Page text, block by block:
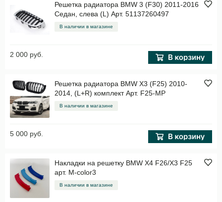
Решетка радиатора BMW 3 (F30) 2011-2016
Седан, слева (L) Арт. 51137260497
В наличии в магазине
2 000 руб.
Решетка радиатора BMW X3 (F25) 2010-
2014, (L+R) комплект Арт. F25-MP
В наличии в магазине
5 000 руб.
Накладки на решетку BMW X4 F26/X3 F25
арт. M-color3
В наличии в магазине